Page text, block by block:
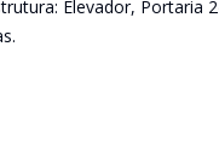
Elevador, Portaria